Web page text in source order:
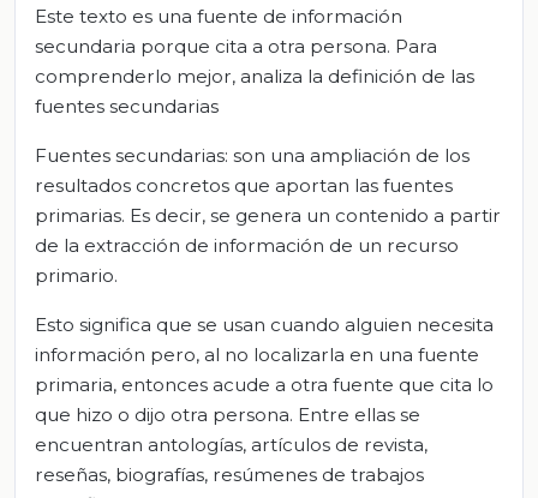
Este texto es una fuente de información
secundaria porque cita a otra persona. Para
comprenderlo mejor, analiza la definición de las
fuentes secundarias
Fuentes secundarias: son una ampliación de los
resultados concretos que aportan las fuentes
primarias. Es decir, se genera un contenido a partir
de la extracción de información de un recurso
primario.
Esto significa que se usan cuando alguien necesita
información pero, al no localizarla en una fuente
primaria, entonces acude a otra fuente que cita lo
que hizo o dijo otra persona. Entre ellas se
encuentran antologías, artículos de revista,
reseñas, biografías, resúmenes de trabajos